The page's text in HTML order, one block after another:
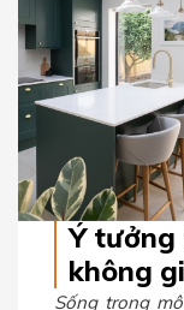
Ý
không
Sống trong